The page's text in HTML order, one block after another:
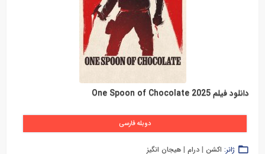
دانلود فیلم One Spoon of Chocolate 2025
دوبله فارسی
ژانر: اکشن | درام | هیجان انگیز